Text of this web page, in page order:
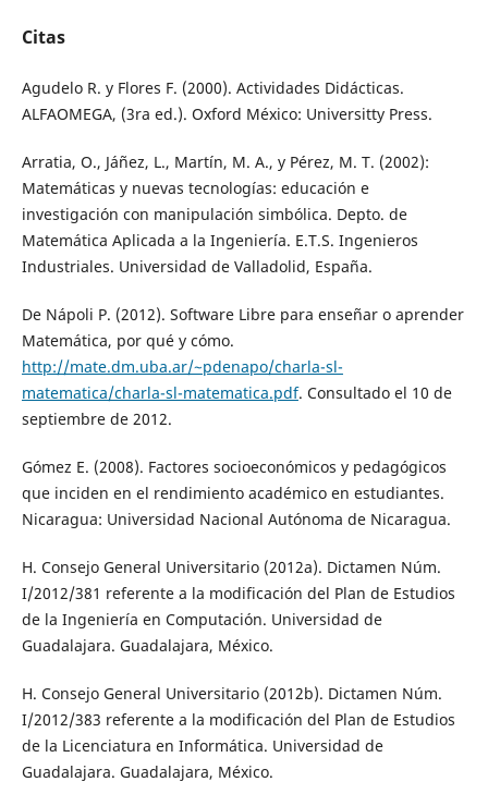
Citas
Agudelo R. y Flores F. (2000). Actividades Didácticas.
ALFAOMEGA, (3ra ed.). Oxford México: Universitty Press.
Arratia, O., Jáñez, L., Martín, M. A., y Pérez, M. T. (2002):
Matemáticas y nuevas tecnologías: educación e
investigación con manipulación simbólica. Depto. de
Matemática Aplicada a la Ingeniería. E.T.S. Ingenieros
Industriales. Universidad de Valladolid, España.
De Nápoli P. (2012). Software Libre para enseñar o aprender
Matemática, por qué y cómo.
http://mate.dm.uba.ar/~pdenapo/charla-sl-
matematica/charla-sl-matematica.pdf. Consultado el 10 de
septiembre de 2012.
Gómez E. (2008). Factores socioeconómicos y pedagógicos
que inciden en el rendimiento académico en estudiantes.
Nicaragua: Universidad Nacional Autónoma de Nicaragua.
H. Consejo General Universitario (2012a). Dictamen Núm.
I/2012/381 referente a la modificación del Plan de Estudios
de la Ingeniería en Computación. Universidad de
Guadalajara. Guadalajara, México.
H. Consejo General Universitario (2012b). Dictamen Núm.
I/2012/383 referente a la modificación del Plan de Estudios
de la Licenciatura en Informática. Universidad de
Guadalajara. Guadalajara, México.